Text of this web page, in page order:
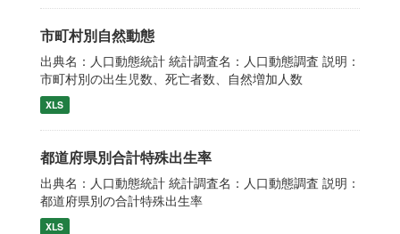
市町村別自然動態
出典名：人口動態統計 統計調査名：人口動態調査 説明：
市町村別の出生児数、死亡者数、自然増加人数
XLS
都道府県別合計特殊出生率
出典名：人口動態統計 統計調査名：人口動態調査 説明：
都道府県別の合計特殊出生率
XLS